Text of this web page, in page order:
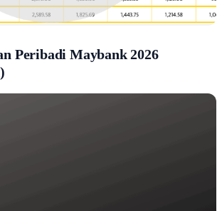
Peribadi Maybank 2026